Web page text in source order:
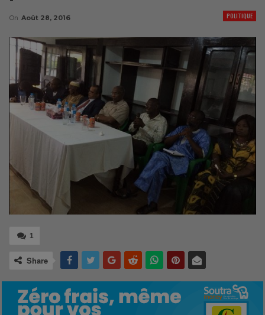
POLITIQUE
On Août 28, 2016
1
Share